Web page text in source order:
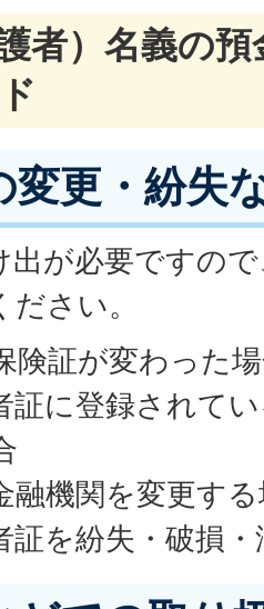
者）名義の
変更・紛失
出が必要ですの
さい。
険証が変わった
証に登録されて
融機関を変更す
証を紛失・破損